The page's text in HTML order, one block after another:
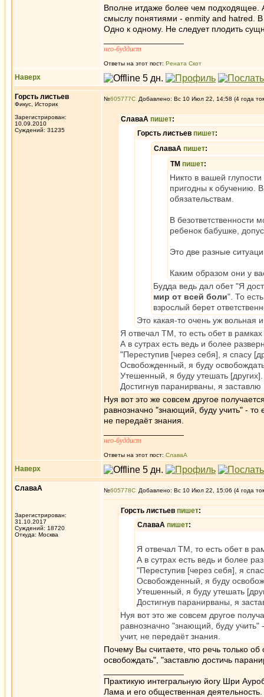
Вполне итдаже более чем подходящее.
смыслу понятиями - enmity and hatred.
Одно к одному. Не следует плодить
нео-буддист
Ответы на этот пост: Рената Скот
Наверх
Горсть листьев
Фикус, Историк
Зарегистрирован:
10.09.2010
Суждений: 31235
№605777 Добавлено: Вс 10 Июл 22, 14:58 (4 года
СлаваА пишет:
Горсть листьев пишет:
СлаваА пишет:
ТМ пишет:
Никто в вашей
пригодны к обучению.
обязательствам.
В безответственности
ребенок бабушке,
Это две разные
Каким образом они у
Будда ведь дал обет "Я
мир от всей боли". То
взрослый берет
Это какая-то очень уж вольная
Я отвечал ТМ, то есть обет в
А в сутрах есть ведь и более
"Переступив [через себя], я спасу
Освобожденный, я буду
Утешенный, я буду утешать [других].
Достигнув паранирваны, я
Нуя вот это же совсем другое
равнозначно "знающий, буду учить" - то
не передаёт знания.
нео-буддист
Ответы на этот пост: СлаваА
Наверх
СлаваА
Зарегистрирован:
31.10.2017
Суждений: 18720
Откуда: Москва
№605778 Добавлено: Вс 10 Июл 22, 15:06 (4 года
Горсть листьев пишет:
СлаваА пишет:
Я отвечал ТМ, то есть обет в
А в сутрах есть ведь и более
"Переступив [через себя], я
Освобожденный, я буду
Утешенный, я буду утешать
Достигнув паранирваны, я
Нуя вот это же совсем другое
равнозначно "знающий, буду учить"
учит, не передаёт знания.
Почему Вы считаете, что речь только
освобождать", "заставлю достичь
Практикую интегральную йогу Шри
Лама и его общественная деятельность.